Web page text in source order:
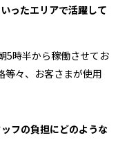
ったエリアで活躍して
5時半から稼働させてお
等々、お客さまが使用
フの負担にどのような